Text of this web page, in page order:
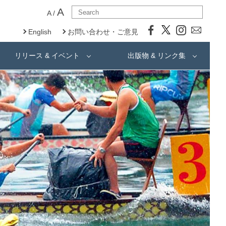
A/ A
English お問い合わせ・ご意見
リリース & イベント 出版物 & リンク集